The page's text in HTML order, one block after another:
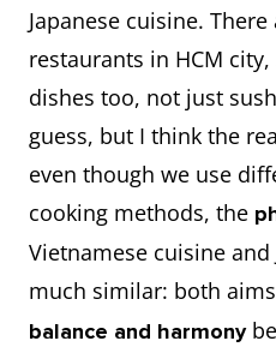
Japanese cuisine.
restaurants in HCM
dishes too, not just
guess, but I think the
even though we use
cooking methods, the
Vietnamese cuisine
much similar: both
balance and harmony